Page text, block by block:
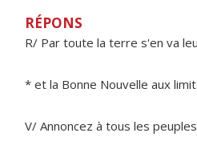
RÉPONS
R/ Par toute la terre s'en va
* et la Bonne Nouvelle aux
V/ Annoncez à tous les